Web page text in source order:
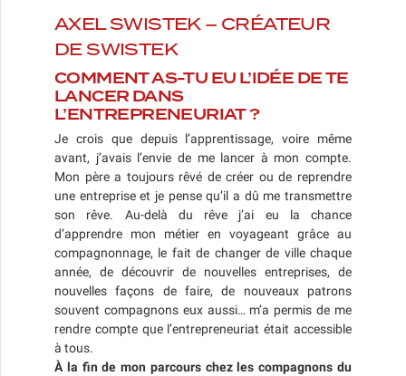
AXEL SWISTEK – CRÉATEUR
DE SWISTEK
COMMENT AS-TU EU L’IDÉE DE TE
LANCER DANS
L’ENTREPRENEURIAT ?
Je crois que depuis l’apprentissage, voire même
avant, j’avais l’envie de me lancer à mon compte.
Mon père a toujours rêvé de créer ou de reprendre
une entreprise et je pense qu’il a dû me transmettre
son rêve. Au-delà du rêve j’ai eu la chance
d’apprendre mon métier en voyageant grâce au
compagnonnage, le fait de changer de ville chaque
année, de découvrir de nouvelles entreprises, de
nouvelles façons de faire, de nouveaux patrons
souvent compagnons eux aussi… m’a permis de me
rendre compte que l’entrepreneuriat était accessible
à tous.
À la fin de mon parcours chez les compagnons du